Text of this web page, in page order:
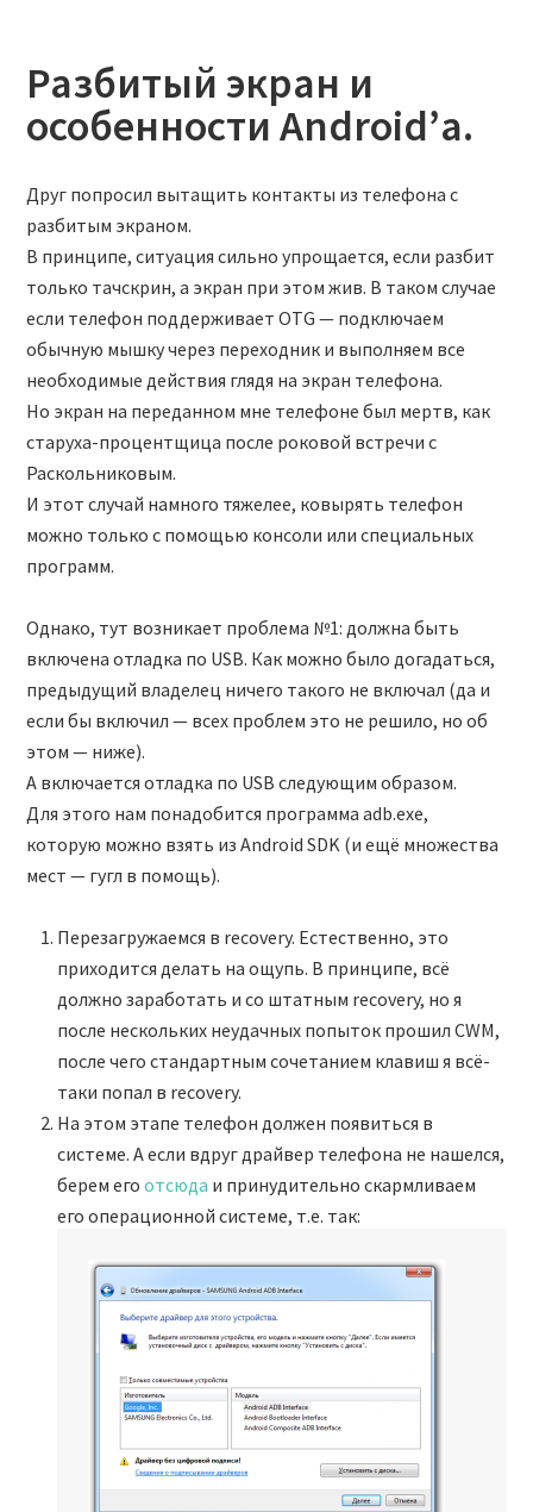
Разбитый экран и
особенности Android’а.
Друг попросил вытащить контакты из телефона с
разбитым экраном.
В принципе, ситуация сильно упрощается, если разбит
только тачскрин, а экран при этом жив. В таком случае
если телефон поддерживает OTG — подключаем
обычную мышку через переходник и выполняем все
необходимые действия глядя на экран телефона.
Но экран на переданном мне телефоне был мертв, как
старуха-процентщица после роковой встречи с
Раскольниковым.
И этот случай намного тяжелее, ковырять телефон
можно только с помощью консоли или специальных
программ.
Однако, тут возникает проблема №1: должна быть
включена отладка по USB. Как можно было догадаться,
предыдущий владелец ничего такого не включал (да и
если бы включил — всех проблем это не решило, но об
этом — ниже).
А включается отладка по USB следующим образом.
Для этого нам понадобится программа adb.exe,
которую можно взять из Android SDK (и ещё множества
мест — гугл в помощь).
Перезагружаемся в recovery. Естественно, это
приходится делать на ощупь. В принципе, всё
должно заработать и со штатным recovery, но я
после нескольких неудачных попыток прошил CWM,
после чего стандартным сочетанием клавиш я всё-
таки попал в recovery.
На этом этапе телефон должен появиться в
системе. А если вдруг драйвер телефона не нашелся,
берем егоотсюда и принудительно скармливаем
его операционной системе, т.е. так: